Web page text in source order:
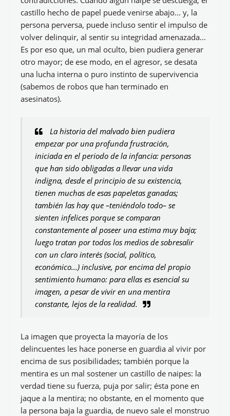
castillo hecho de papel puede venirse abajo... y, la
persona perversa, puede incluso sentir el impulso de
volver delinquir, al sentir su integridad amenazada...
Es por eso que, un mal oculto, bien pudiera generar
otro mayor; de ese modo, en el agresor, se desata
una lucha interna o puro instinto de supervivencia
(sabemos de robos que han terminado en
asesinatos).
La historia del malvado bien pudiera
empezar por una profunda frustración,
iniciada en el periodo de la infancia: personas
que han sido obligadas a llevar una vida
indigna, desde el principio de su existencia,
tienen muchas de esas papeletas ganadas;
también las hay que –teniéndolo todo– se
sienten infelices porque se comparan
constantemente al poseer una estima muy baja;
luego tratan por todos los medios de sobresalir
con un claro interés (social, político,
económico...) inclusive, por encima del propio
sentimiento humano: para ellas es esencial su
imagen, a pesar de vivir en una mentira
constante, lejos de la realidad.
La imagen que proyecta la mayoría de los
delincuentes les hace ponerse en guardia al vivir por
encima de sus posibilidades; también porque la
mentira es un mal sostener un castillo de naipes: la
verdad tiene su fuerza, puja por salir; ésta pone en
jaque a la mentira; no obstante, en el momento que
la persona baja la guardia, de nuevo sale el monstruo